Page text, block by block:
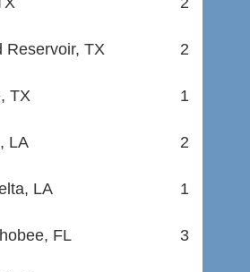
Reservoir, TX 2
TX 1
LA 2
LA 1
FL 3